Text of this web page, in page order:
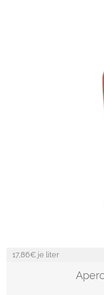
17,86€ je liter